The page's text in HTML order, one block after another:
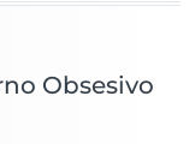
Obsesivo